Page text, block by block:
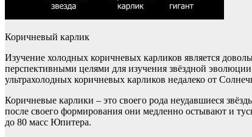
Коричневый карлик
Изучение холодных коричневых карликов является
перспективными целями для изучения звёздной
ультрахолодных коричневых карликов недалеко от
Коричневые карлики – это своего рода неудавшиеся
после своего формирования они медленно остывают и
до 80 масс Юпитера.